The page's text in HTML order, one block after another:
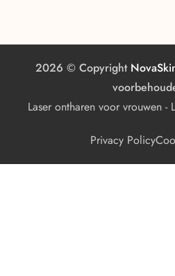
2026 © Copyright
Laser ontharen voor vrouwen -
Privacy Policy